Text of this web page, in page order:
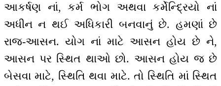
આકર્ષણ નાં, કર્મ ભોગ અથવા કર્મેન્દ્રિયો નાં
અધીન ન થઈ અધિકારી બનવાનું છે. હમણાં છે
રાજ-આસન. યોગ નાં માટે આસન હોય છે ને,
આસન પર સ્થિત થાઓ છો. આસન હોય જ છે
બેસવા માટે, સ્થિતિ થવા માટે. તો સ્થિતિ માં સ્થિત